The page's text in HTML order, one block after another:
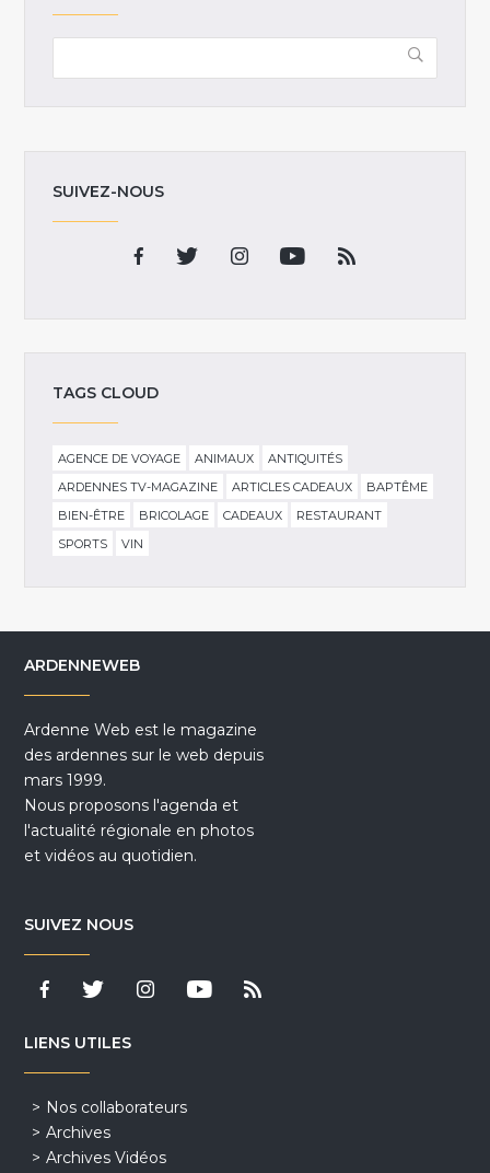
SUIVEZ-NOUS
TAGS CLOUD
AGENCE DE VOYAGE ANIMAUX
ANTIQUITÉS
ARDENNES TV-MAGAZINE
ARTICLES CADEAUX
BAPTÊME
BIEN-ÊTRE
BRICOLAGE CADEAUX
RESTAURANT
SPORTS
VIN
ARDENNEWEB
Ardenne Web est le magazine
des ardennes sur le web depuis
mars 1999.
Nous proposons l'agenda et
l'actualité régionale en photos
et vidéos au quotidien.
SUIVEZ NOUS
LIENS UTILES
Nos collaborateurs
Archives
Archives Vidéos